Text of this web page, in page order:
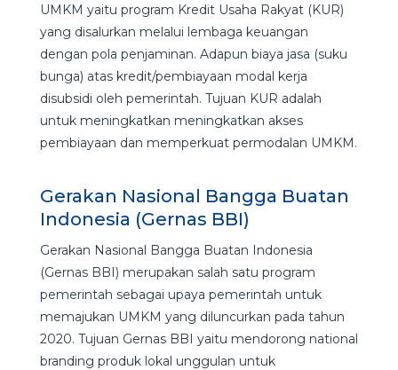
UMKM yaitu program Kredit Usaha Rakyat (KUR)
yang disalurkan melalui lembaga keuangan
dengan pola penjaminan. Adapun biaya jasa (suku
bunga) atas kredit/pembiayaan modal kerja
disubsidi oleh pemerintah. Tujuan KUR adalah
untuk meningkatkan meningkatkan akses
pembiayaan dan memperkuat permodalan UMKM.
Gerakan Nasional Bangga Buatan
Indonesia (Gernas BBI)
Gerakan Nasional Bangga Buatan Indonesia
(Gernas BBI) merupakan salah satu program
pemerintah sebagai upaya pemerintah untuk
memajukan UMKM yang diluncurkan pada tahun
2020. Tujuan Gernas BBI yaitu mendorong national
branding produk lokal unggulan untuk